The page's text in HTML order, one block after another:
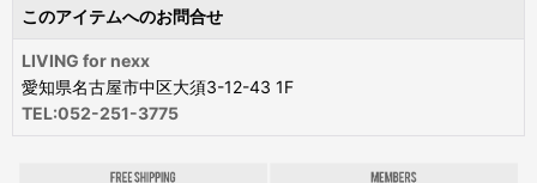
このアイテムへのお問合せ
LIVING for nexx
愛知県名古屋市中区大須3-12-43 1F
TEL:052-251-3775